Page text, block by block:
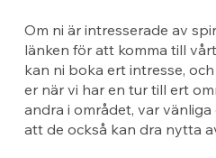
Om ni är intresserade av
länken för att komma till
kan ni boka ert intresse,
er när vi har en tur till ert
andra i området, var
att de också kan dra nytta